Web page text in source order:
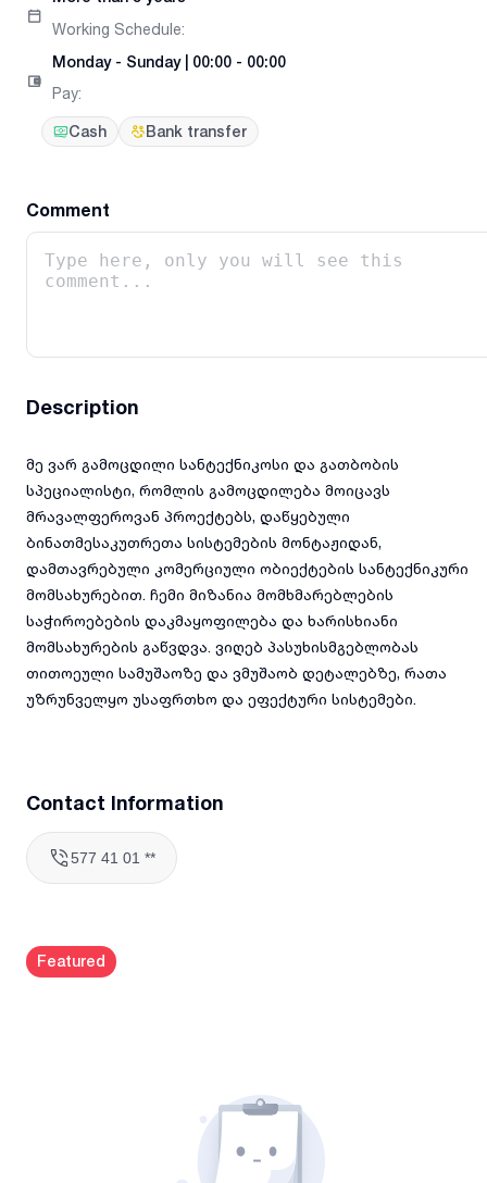
Working Schedule:
Monday- Sunday| 00:00 - 00:00
Pay:
Cash Bank transfer
Comment
Description
მე ვარ გამოცდილი სანტექნიკოსი და გათბობის
სპეციალისტი, რომლის გამოცდილება მოიცავს
მრავალფეროვან პროექტებს, დაწყებული
ბინათმესაკუთრეთა სისტემების მონტაჟიდან,
დამთავრებული კომერციული ობიექტების სანტექნიკური
მომსახურებით. ჩემი მიზანია მომხმარებლების
საჭიროებების დაკმაყოფილება და ხარისხიანი
მომსახურების გაწვდვა. ვიღებ პასუხისმგებლობას
თითოეული სამუშაოზე და ვმუშაობ დეტალებზე, რათა
უზრუნველყო უსაფრთხო და ეფექტური სისტემები.
Contact Information
577 41 01 **
Featured